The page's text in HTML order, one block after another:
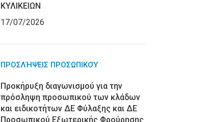
ΚΥΛΙΚΕΙΩΝ
17/07/2026
ΠΡΟΣΛΉΨΕΙΣ ΠΡΟΣΩΠΙΚΟΎ
Προκήρυξη διαγωνισμού για την
πρόσληψη προσωπικού των κλάδων
και ειδικοτήτων ΔΕ Φύλαξης και ΔΕ
Προσωπικού Εξωτερικής Φρούρησης